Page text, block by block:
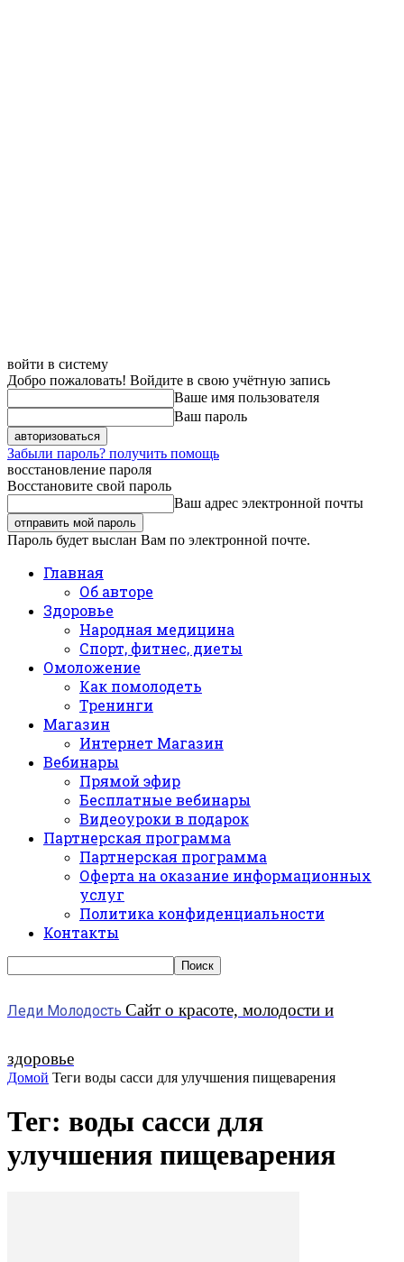
войти в систему
Добро пожаловать! Войдите в свою учётную запись
Ваше имя пользователя
Ваш пароль
Забыли пароль? получить помощь
восстановление пароля
Восстановите свой пароль
Ваш адрес электронной почты
Пароль будет выслан Вам по электронной почте.
Главная
Об авторе
Здоровье
Народная медицина
Спорт, фитнес, диеты
Омоложение
Как помолодеть
Тренинги
Магазин
Интернет Магазин
Вебинары
Прямой эфир
Бесплатные вебинары
Видеоуроки в подарок
Партнерская программа
Партнерская программа
Оферта на оказание информационных
услуг
Политика конфиденциальности
Контакты
Леди Молодость Сайт о красоте, молодости и
здоровье
Домой Теги воды сасси для улучшения пищеварения
Тег: воды сасси для
улучшения пищеварения